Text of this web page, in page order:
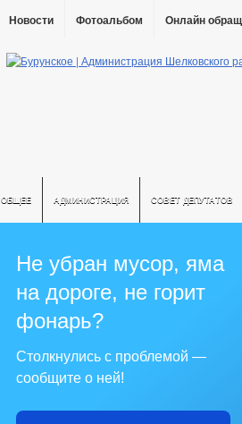
Новости Фотоальбом Онлайн
ОБЩЕЕ АДМИНИСТРАЦИЯ СОВЕТ ДЕПУТАТОВ
Не убран мусор, яма
на дороге, не горит
фонарь?
Столкнулись с проблемой —
сообщите о ней!